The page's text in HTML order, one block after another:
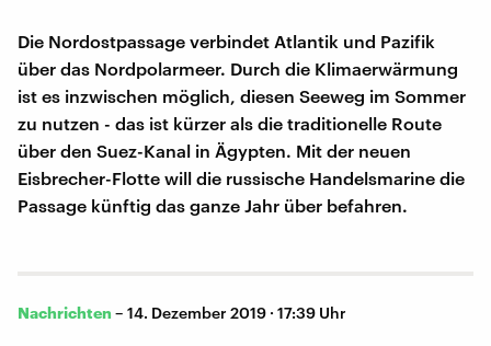
Die Nordostpassage verbindet Atlantik und Pazifik
über das Nordpolarmeer. Durch die Klimaerwärmung
ist es inzwischen möglich, diesen Seeweg im Sommer
zu nutzen - das ist kürzer als die traditionelle Route
über den Suez-Kanal in Ägypten. Mit der neuen
Eisbrecher-Flotte will die russische Handelsmarine die
Passage künftig das ganze Jahr über befahren.
Nachrichten – 14. Dezember 2019 · 17:39 Uhr